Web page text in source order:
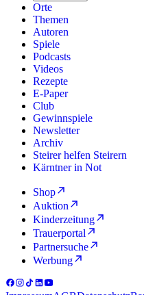
Orte
Themen
Autoren
Spiele
Podcasts
Videos
Rezepte
E-Paper
Club
Gewinnspiele
Newsletter
Archiv
Steirer helfen Steirern
Kärntner in Not
Shop
Auktion
Kinderzeitung
Trauerportal
Partnersuche
Werbung